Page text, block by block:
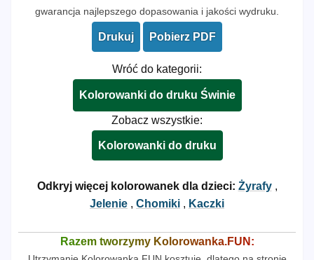
gwarancja najlepszego dopasowania i jakości wydruku.
Drukuj Pobierz PDF
Wróć do kategorii:
Kolorowanki do druku Świnie
Zobacz wszystkie:
Kolorowanki do druku
Odkryj więcej kolorowanek dla dzieci: Żyrafy,
Jelenie , Chomiki , Kaczki
Razem tworzymy Kolorowanka.FUN: